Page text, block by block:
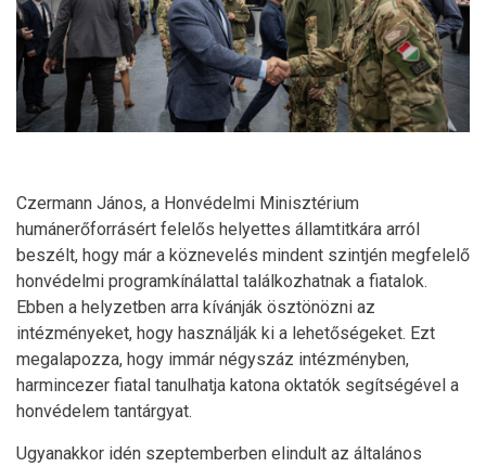
Czermann János, a Honvédelmi Minisztérium
humánerőforrásért felelős helyettes államtitkára arról
beszélt, hogy már a köznevelés mindent szintjén megfelelő
honvédelmi programkínálattal találkozhatnak a fiatalok.
Ebben a helyzetben arra kívánják ösztönözni az
intézményeket, hogy használják ki a lehetőségeket. Ezt
megalapozza, hogy immár négyszáz intézményben,
harmincezer fiatal tanulhatja katona oktatók segítségével a
honvédelem tantárgyat.
Ugyanakkor idén szeptemberben elindult az általános